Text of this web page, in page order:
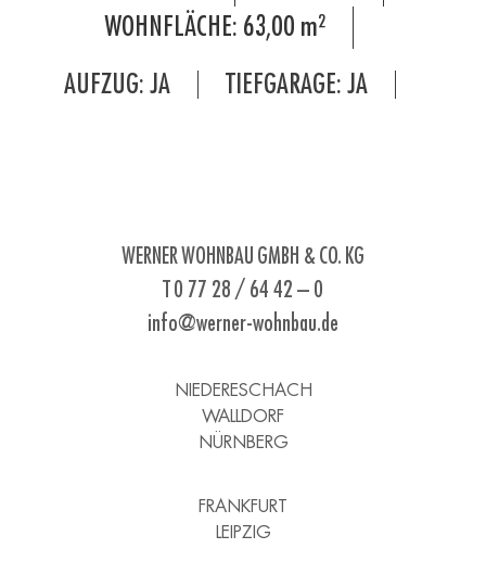
WOHNFLÄCHE: 63,00 m²
AUFZUG: JA TIEFGARAGE: JA
WERNER WOHNBAU GMBH & CO. KG
T 0 77 28 / 64 42 – 0
info@werner-wohnbau.de
NIEDERESCHACH
WALLDORF
NÜRNBERG
FRANKFURT
LEIPZIG